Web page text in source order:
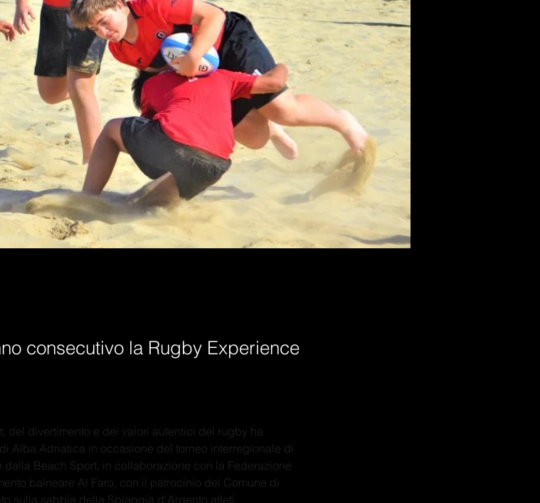
consecutivo la Rugby Experience
del divertimento e dei valori autentici del rugby ha
Alba Adriatica in occasione del torneo interregionale di
Beach Sport, in collaborazione con la Federazione
balneare Al Faro, con il patrocinio del Comune di
sulla sabbia della Spiaggia d’Argento atleti,